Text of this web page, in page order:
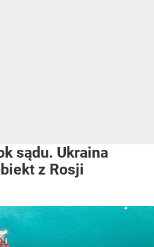
sądu. Ukraina
z Rosji